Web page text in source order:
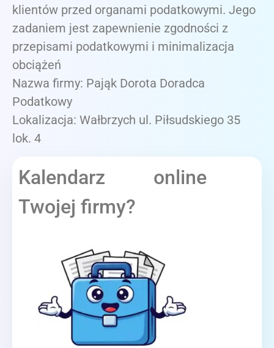
klientów przed organami podatkowymi. Jego
zadaniem jest zapewnienie zgodności z
przepisami podatkowymi i minimalizacja
obciążeń
Nazwa firmy: Pająk Dorota Doradca
Podatkowy
Lokalizacja: Wałbrzych ul. Piłsudskiego 35
lok. 4
Kalendarz online
Twojej firmy?